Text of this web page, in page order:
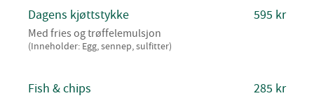
Dagens kjøttstykke
Med fries og trøffelemulsjon
(Inneholder: Egg, sennep, sulfitter)
595 kr
Fish & chips 285 kr